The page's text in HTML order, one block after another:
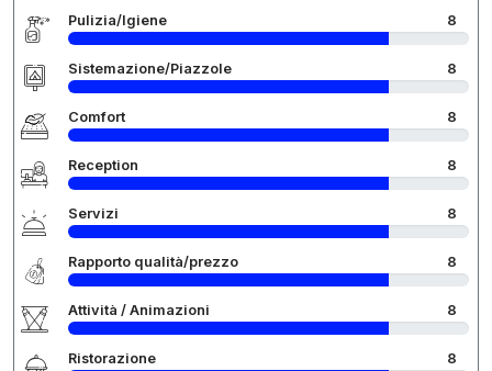
Pulizia/Igiene 8
Sistemazione/Piazzole 8
Comfort 8
Reception 8
Servizi 8
Rapporto qualità/prezzo 8
Attività / Animazioni 8
Ristorazione 8